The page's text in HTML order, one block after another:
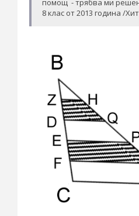
помощ - трябва ми
8 клас от 2013 година /